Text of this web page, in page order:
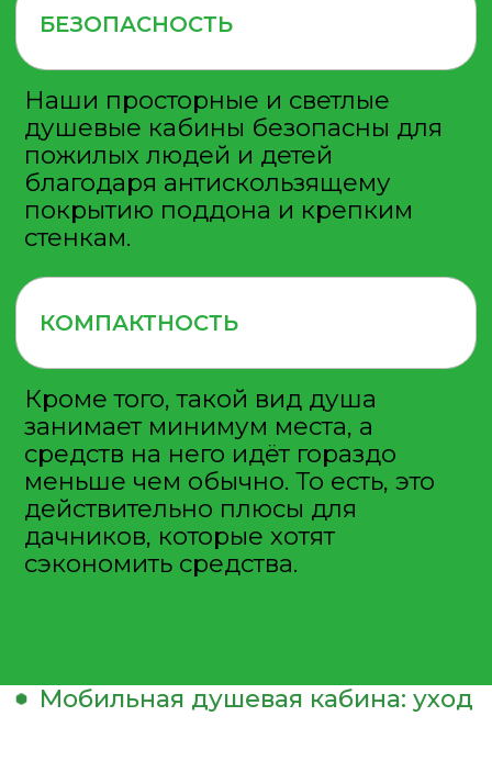
© 2013-2025 Все права
защищены
КОНТАКТЫ
Силикатная 36, офис 305
Отзывы
Гарантии
Вакансии
Статьи
География
8 (495) 540-49-47
Политика конфиденциальности
и обработки персональных
данных
Пользовательское соглашение
Карта сайта